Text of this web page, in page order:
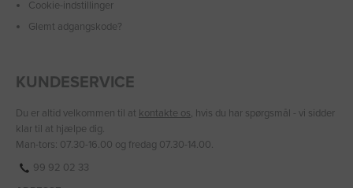
Cookie-indstillinger
Glemt adgangskode?
KUNDESERVICE
Du er altid velkommen til at kontakte os, hvis du har spørgsmål - vi sidder
klar til at hjælpe dig.
Man-tors: 07.30-16.00 og fredag 07.30-14.00.
99 92 02 33